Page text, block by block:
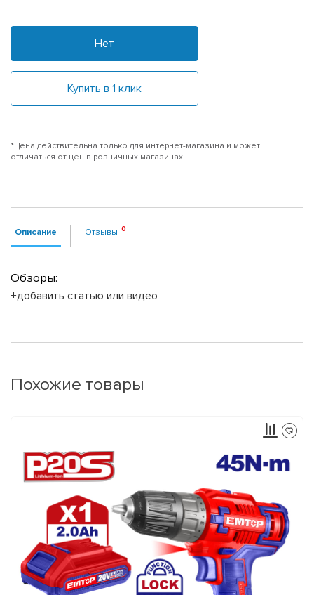
Нет
Купить в 1 клик
*Цена действительна только для интернет-магазина и может
отличаться от цен в розничных магазинах
Описание Отзывы
Обзоры:
+добавить статью или видео
Похожие товары